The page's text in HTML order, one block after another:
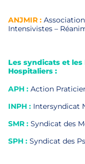
ANJMIR :
Intensivistes –
Les syndicats et
Hospitaliers :
APH : Action
INPH : Intersyndicat
SMR : Syndicat des
SPH : Syndicat des